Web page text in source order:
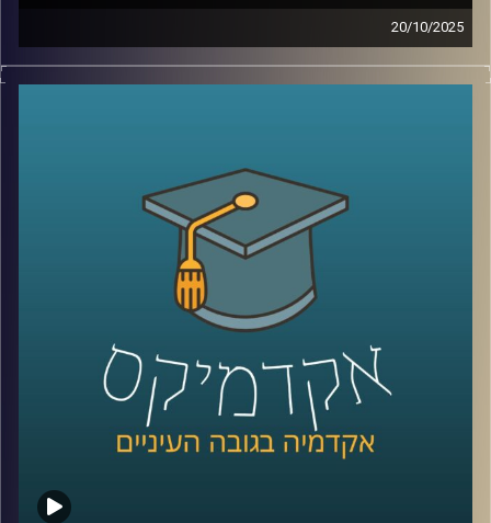
20/10/2025
בפרק של היום היום נבחן איך מדיה מעצבת רגשות, עמדות
והרגלים של צעירים (ומבוגרים), עם דגש על דימוי גוף, מיניות,
סמי עופר לתקשורת וחוקרת תכני והשפעות מדיה, זוכת מענקי
אז מה מראים המחקרים האמפיריים, אילו תהליכים קוגניטיביים
וחברתיים פועלים בעת חשיפה לתכנים, ומה תובנות פרקטיות
הורים ומורות יכולים לאמץ כדי לטפח שימוש מדיה בריא?
ננפץ כמה מיתוסים ונאיר גם את הצד הטוב של המדיה
קרדיט תמונות:
AudioVersity